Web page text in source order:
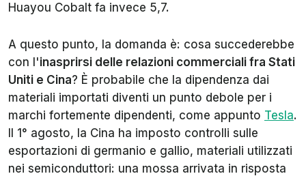
Huayou Cobalt fa invece 5,7.
A questo punto, la domanda è: cosa succederebbe
con l'inasprirsi delle relazioni commerciali fra Stati
Uniti e Cina? È probabile che la dipendenza dai
materiali importati diventi un punto debole per i
marchi fortemente dipendenti, come appunto Tesla.
Il 1° agosto, la Cina ha imposto controlli sulle
esportazioni di germanio e gallio, materiali utilizzati
nei semiconduttori: una mossa arrivata in risposta